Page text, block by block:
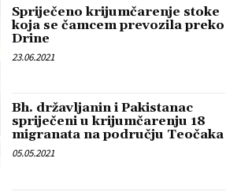
Spriječeno krijumčarenje stoke
koja se čamcem prevozila preko
Drine
23.06.2021
Bh. državljanin i Pakistanac
spriječeni u krijumčarenju 18
migranata na području Teočaka
05.05.2021